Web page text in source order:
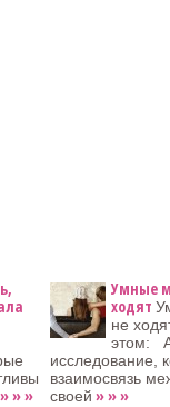
» » »
Умные
ходят
не
этом:
исследование,
взаимосвязь
своей » » »